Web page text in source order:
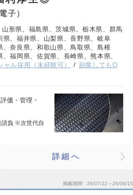
子）
形県、福島県、茨城県、栃木県、群馬
、福井県、山梨県、長野県、岐阜
奈良県、和歌山県、鳥取県、島根
福岡県、佐賀県、長崎県、熊本県、
ャル採用（未経験可）
副業してもO
価・管理・
請負 ※次世代自
詳細へ
掲載期間 26/07/22～26/09/15